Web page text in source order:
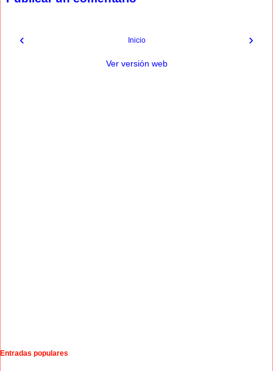
‹ ›
Inicio
Ver versión web
Entradas populares